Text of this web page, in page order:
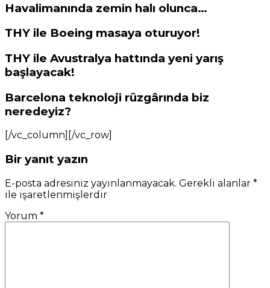
Havalimanında zemin halı olunca…
THY ile Boeing masaya oturuyor!
THY ile Avustralya hattında yeni yarış
başlayacak!
Barcelona teknoloji rüzgârında biz
neredeyiz?
[/vc_column][/vc_row]
Bir yanıt yazın
E-posta adresiniz yayınlanmayacak. Gerekli alanlar *
ile işaretlenmişlerdir
Yorum *